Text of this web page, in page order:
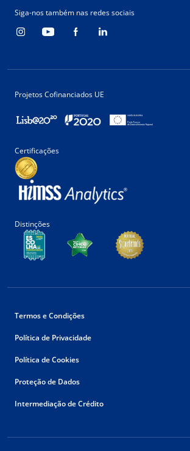
Siga-nos também nas redes sociais
Projetos Cofinanciados UE
Certificações
Distinções
Termos e Condições
Política de Privacidade
Política de Cookies
Proteção de Dados
Intermediação de Crédito